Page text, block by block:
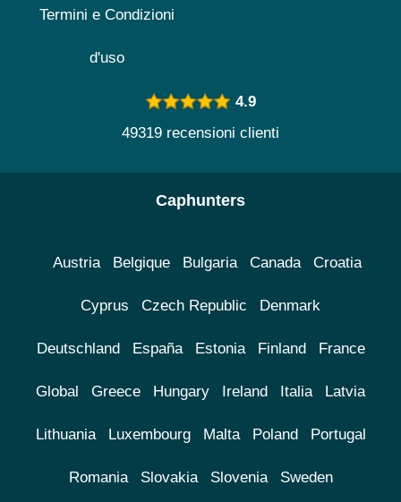
Termini e Condizioni
d'uso
4.9
49319 recensioni clienti
Caphunters
Austria Belgique Bulgaria Canada Croatia
Cyprus Czech Republic Denmark
Deutschland España Estonia Finland France
Global Greece Hungary Ireland Italia Latvia
Lithuania Luxembourg Malta Poland Portugal
Romania Slovakia Slovenia Sweden